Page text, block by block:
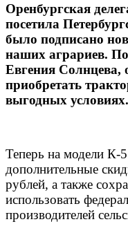
Оренбургская
посетила
было подписано
наших аграриев.
Евгения Солнцева,
приобретать
выгодных условиях.
Теперь на модели К-
дополнительные
рублей, а также
использовать
производителей